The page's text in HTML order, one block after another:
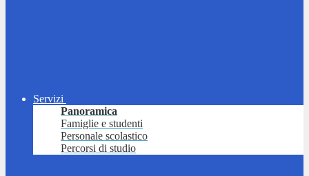
Servizi
Panoramica
Famiglie e studenti
Personale scolastico
Percorsi di studio